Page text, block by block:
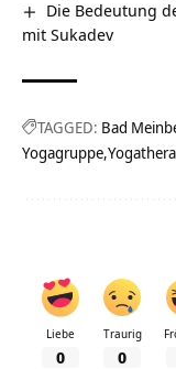
Die Bedeutung
mit Sukadev
TAGGED: Bad
Yogagruppe
Liebe
0
Traurig
0